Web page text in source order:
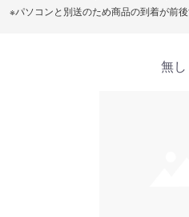
※パソコンと別送のため商品の到着が前後
無し